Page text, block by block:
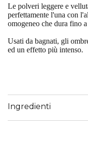
Le polveri leggere e
perfettamente l'una con
omogeneo che dura fino
Usati da bagnati, gli
ed un effetto più intenso.
Ingredienti